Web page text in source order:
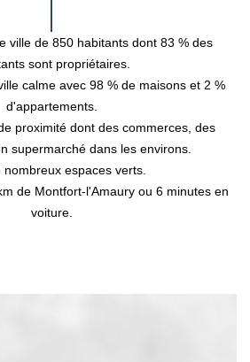
ville de 850 habitants dont 83 % des
sont propriétaires.
calme avec 98 % de maisons et 2 %
d'appartements.
proximité dont des commerces, des
supermarché dans les environs.
nombreux espaces verts.
de Montfort-l'Amaury ou 6 minutes en
voiture.